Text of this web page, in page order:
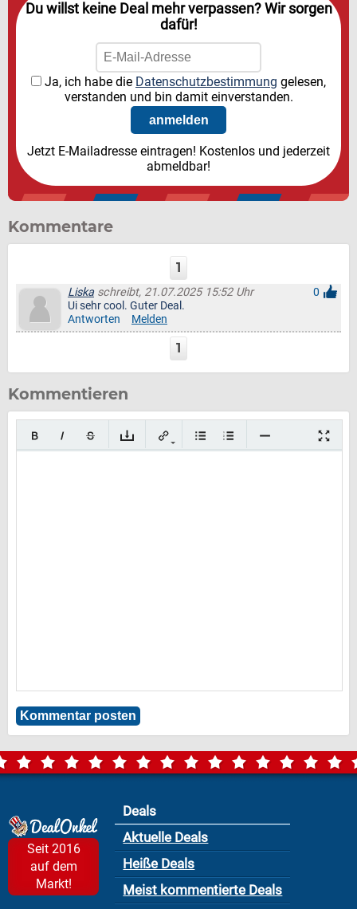
Du willst keine Deal mehr verpassen? Wir sorgen
dafür!
Ja, ich habe die Datenschutzbestimmung gelesen,
verstanden und bin damit einverstanden.
Jetzt E-Mailadresse eintragen! Kostenlos und jederzeit
abmeldbar!
Kommentare
1
Liska schreibt, 21.07.2025 15:52 Uhr
0
Ui sehr cool. Guter Deal.
Antworten
Melden
1
Kommentieren
Seit 2016
auf dem
Markt!
Deals
Aktuelle Deals
Heiße Deals
Meist kommentierte Deals